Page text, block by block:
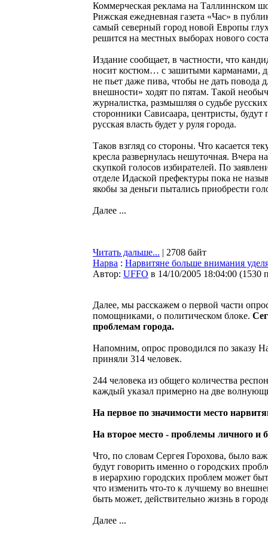
Коммерческая реклама на Таллиннском
Рижская ежедневная газета «Час» в
самый северный город новой Европы
решится на местных выборах нового
Издание сообщает, в частности, что
носит костюм… с зашитыми карманами,
не пьет даже пива, чтобы не дать повода
внешности» ходят по пятам. Такой
журналистка, размышляя о судьбе
сторонники Сависаара, центристы,
русская власть будет у руля города.
Таков взгляд со стороны. Что касается
кресла развернулась нешуточная. Вчера
скупкой голосов избирателей. По
отделе Идаской префектуры пока не
якобы за деньги пытались приобрести
Далее ...
Читать дальше... | 2708 байт
Нарва : Нарвитяне больше внимания
Автор: UFFO в 14/10/2005 18:04:00 (1530
Далее, мы расскажем о первой части
помощниками, о политическом блоке.
проблемам города.
Напомним, опрос проводился по заказу
приняли 314 человек.
244 человека из общего количества
каждый указал примерно на две
На первое по значимости место
На второе место - проблемы личного и
Что, по словам Сергея Горохова, было
будут говорить именно о городских
в иерархию городских проблем может
что изменить что-то к лучшему во
быть может, действительно жизнь в
Далее ...